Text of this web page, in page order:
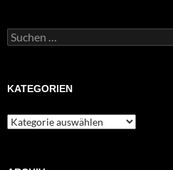
Suchen
nach:
KATEGORIEN
Kategorien